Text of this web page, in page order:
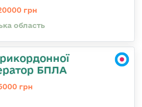
грн
область
БПЛА
грн